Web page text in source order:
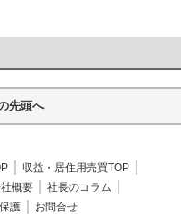
先頭へ
収益・居住用売買TOP
概要
社長のコラム
護 お問合せ